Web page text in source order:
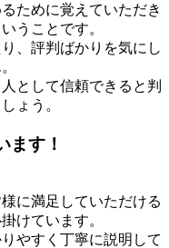
ために覚えていただき
うことです。
、評判ばかりを気にし
として信頼できると判
ょう。
ます！
に満足していただける
けています。
やすく丁寧に説明して